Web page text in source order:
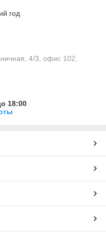
год
4/3, офис 102,
18:00